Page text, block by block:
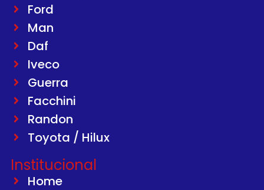
Ford
Man
Daf
Iveco
Guerra
Facchini
Randon
Toyota / Hilux
Institucional
Home